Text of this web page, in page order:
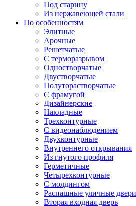
Под старину
Из нержавеющей стали
По особенностям
Элитные
Арочные
Решетчатые
С терморазрывом
Одностворчатые
Двустворчатые
Полуторастворчатые
С фрамугой
Дизайнерские
Накладные
Трехконтурные
С видеонаблюдением
Двухконтурные
Внутреннего открывания
Из гнутого профиля
Герметичные
Четырехконтурные
С молдингом
Распашные уличные двери
Вторая входная дверь